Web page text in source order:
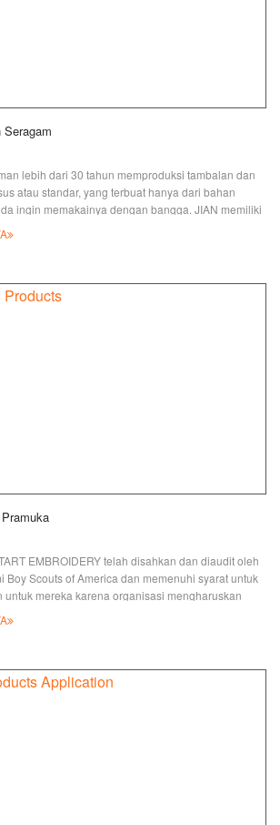
Seragam
lebih dari 30 tahun memproduksi tambalan dan
atau standar, yang terbuat hanya dari bahan
ingin memakainya dengan bangga. JIAN memiliki
yang terbuat hanya dari bahan terbaik, yang
EMBROIDERY telah disahkan dan diaudit oleh
Boy Scouts of America dan memenuhi syarat untuk
untuk mereka karena organisasi mengharuskan
memproduksi Patches dan Patch Patroli Girl/Boy